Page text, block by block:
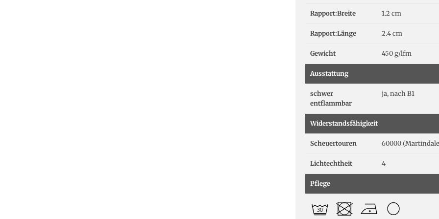
Rapport:Breite 1.2 cm
Rapport:Länge 2.4 cm
Gewicht 450 g/lfm
Ausstattung
schwer
entflammbar
ja, nach B1
Widerstandsfähigkeit
Scheuertouren 60000
Lichtechtheit 4
Pflege